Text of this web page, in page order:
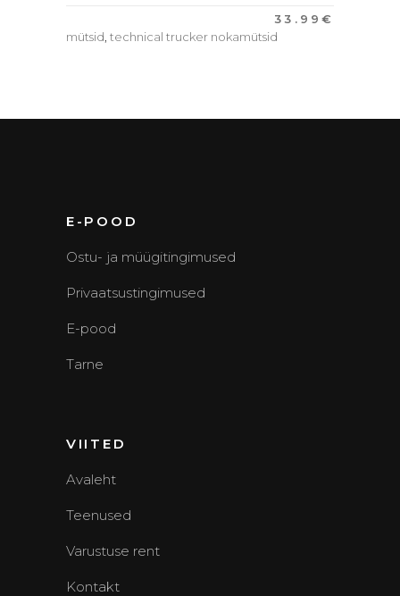
33.99 €
mütsid technical trucker nokamütsid
E-POOD
Ostu- ja müügitingimused
Privaatsustingimused
E-pood
Tarne
VIITED
Avaleht
Teenused
Varustuse rent
Kontakt